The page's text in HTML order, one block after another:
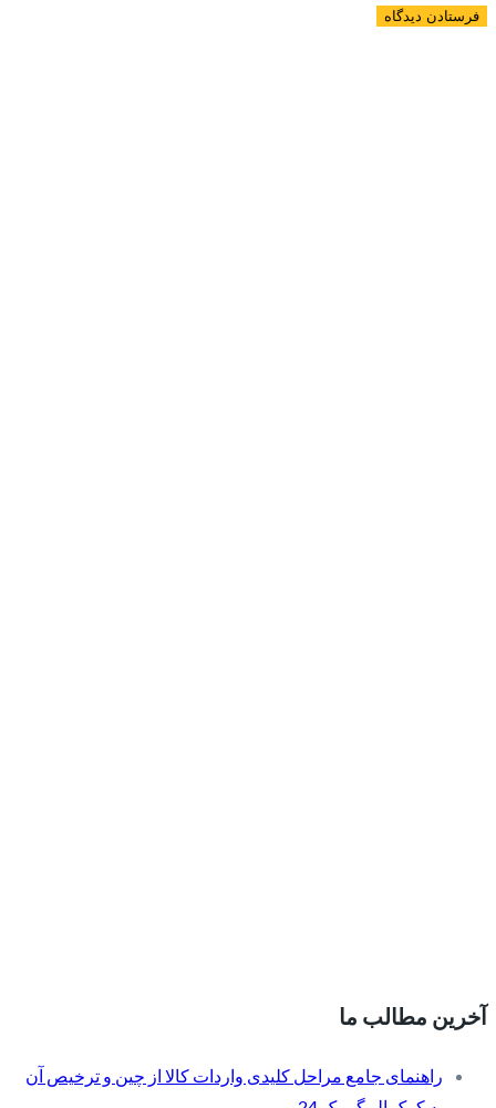
آخرین مطالب ما
راهنمای جامع مراحل کلیدی واردات کالا از چین و ترخیص آن